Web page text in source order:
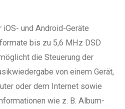
und Android-Geräte
bis zu 5,6 MHz DSD
die Steuerung der
von einem Gerät,
oder dem Internet sowie
wie z. B. Album-